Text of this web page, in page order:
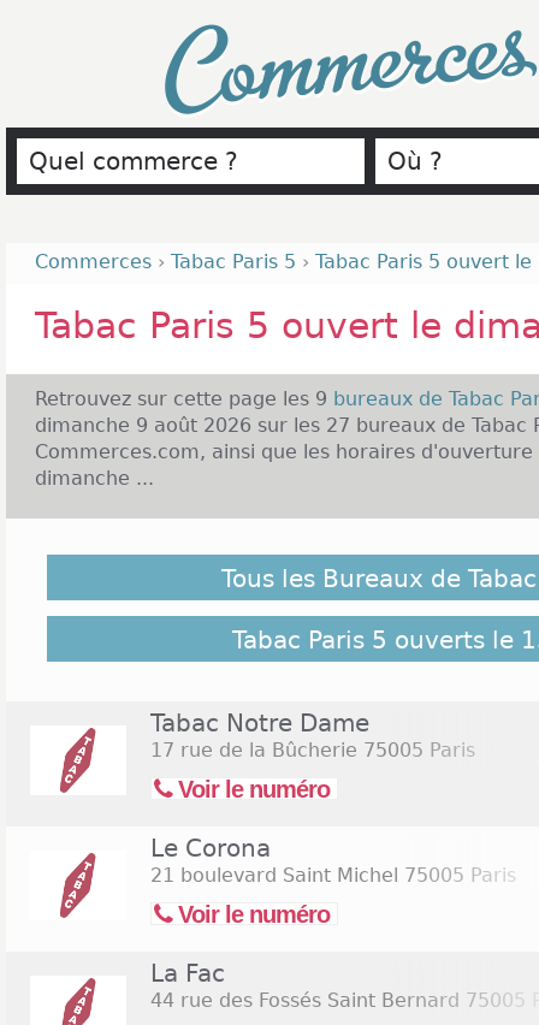
Commerces › Tabac Paris 5 › Tabac Paris 5 ouvert
Tabac Paris 5 ouvert le
Retrouvez sur cette page les 9 bureaux de Tabac
dimanche 9 août 2026 sur les 27 bureaux de Tabac
Commerces.com, ainsi que les horaires d'ouverture
dimanche ...
Même si vous faites votre possible pour tout
vraiment à l'abri d'un petit oubli. C'est
magasins de tabacs dans le 5ème
le week-end. Vous dénicherez 9 tabacs ouverts le
bureaux de Tabac Paris 5 ouverts le samedi 15
Tous les Bureaux de
Tabac Paris 5 ouverts le
Tabac Notre Dame
17 rue de la Bûcherie 75005 Paris
Voir le numéro
Le Corona
21 boulevard Saint Michel 75005 Paris
Voir le numéro
La Fac
44 rue des Fossés Saint Bernard 75005